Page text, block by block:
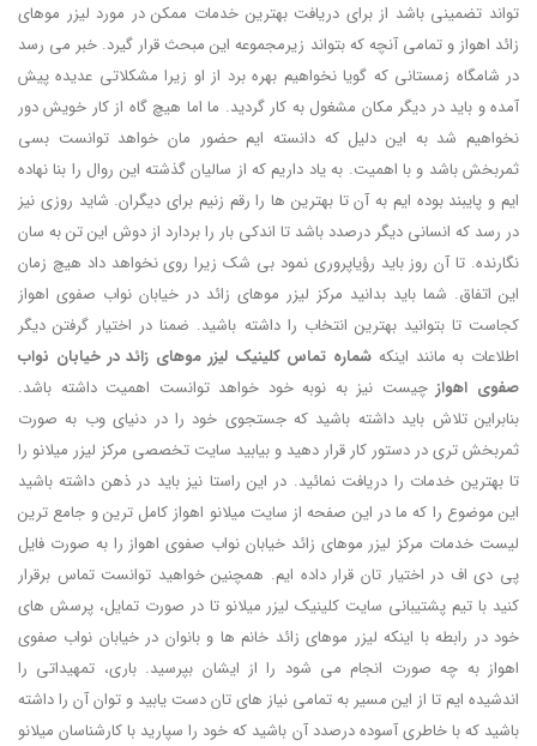
تواند تضمینی باشد از برای دریافت بهترین خدمات ممکن در مورد لیزر موهای
زائد اهواز و تمامی آنچه که بتواند زیرمجموعه این مبحث قرار گیرد. خبر می رسد
در شامگاه زمستانی که گویا نخواهیم بهره برد از او زیرا مشکلاتی عدیده پیش
آمده و باید در دیگر مکان مشغول به کار گردید. ما اما هیچ گاه از کار خویش دور
نخواهیم شد به این دلیل که دانسته ایم حضور مان خواهد توانست بسی
ثمربخش باشد و با اهمیت. به یاد داریم که از سالیان گذشته این روال را بنا نهاده
ایم و پایبند بوده ایم به آن تا بهترین ها را رقم زنیم برای دیگران. شاید روزی نیز
در رسد که انسانی دیگر درصدد باشد تا اندکی بار را بردارد از دوش این تن به سان
نگارنده. تا آن روز باید رؤیاپروری نمود بی شک زیرا روی نخواهد داد هیچ زمان
این اتفاق. شما باید بدانید مرکز لیزر موهای زائد در خیابان نواب صفوی اهواز
کجاست تا بتوانید بهترین انتخاب را داشته باشید. ضمنا در اختیار گرفتن دیگر
اطلاعات به مانند اینکه شماره تماس کلینیک لیزر موهای زائد در خیابان نواب
صفوی اهوازچیست نیز به نوبه خود خواهد توانست اهمیت داشته باشد.
بنابراین تلاش باید داشته باشید که جستجوی خود را در دنیای وب به صورت
ثمربخش تری در دستور کار قرار دهید و بیابید سایت تخصصی مرکز لیزر میلانو را
تا بهترین خدمات را دریافت نمائید. در این راستا نیز باید در ذهن داشته باشید
این موضوع را که ما در این صفحه از سایت میلانو اهواز کامل ترین و جامع ترین
لیست خدمات مرکز لیزر موهای زائد خیابان نواب صفوی اهواز را به صورت فایل
پی دی اف در اختیار تان قرار داده ایم. همچنین خواهید توانست تماس برقرار
کنید با تیم پشتیبانی سایت کلینیک لیزر میلانو تا در صورت تمایل، پرسش های
خود در رابطه با اینکه لیزر موهای زائد خانم ها و بانوان در خیابان نواب صفوی
اهواز به چه صورت انجام می شود را از ایشان بپرسید. باری، تمهیداتی را
اندشیده ایم تا از این مسیر به تمامی نیاز های تان دست یابید و توان آن را داشته
باشید که با خاطری آسوده درصدد آن باشید که خود را سپارید با کارشناسان میلانو